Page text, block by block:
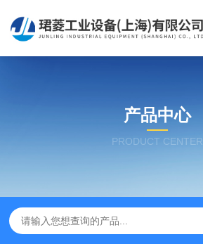
产品中心
PRODUCT CENTER